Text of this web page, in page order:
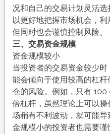
况和自己的交易计划灵活
以更好地把握市场机会，利
但同时也会谨慎控制风险。
三、交易资金规模
资金规模较小
当投资者的交易资金较少
能会倾向于使用较高的杠
仓的风险。例如，只有
倍杠杆，虽然理论上可以
场稍有不利波动，就可能
金规模小的投资者也需要